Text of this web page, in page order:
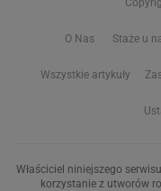
O Nas Staże u
Wszystkie artykuły
Właściciel niniejszego
korzystanie z utworów